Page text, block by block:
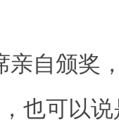
自颁奖
也可以